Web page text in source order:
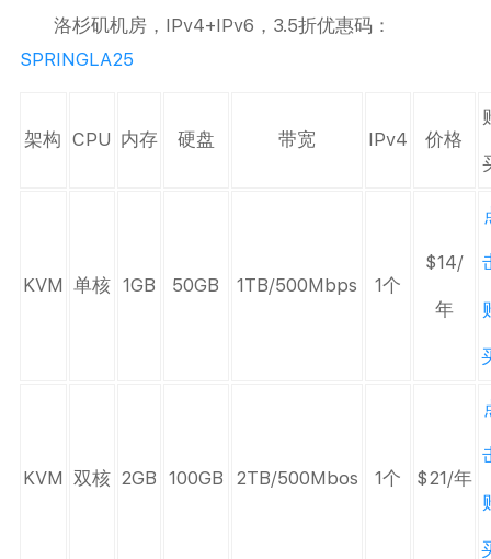
洛杉矶机房，IPv4+IPv6，3.5折优惠码：
SPRINGLA25
架构 CPU 内存 硬盘 带宽 IPv4 价格
KVM 单核 1GB 50GB 1TB/500Mbps 1个
$14/
年
KVM 双核 2GB 100GB 2TB/500Mbos 1个 $21/年